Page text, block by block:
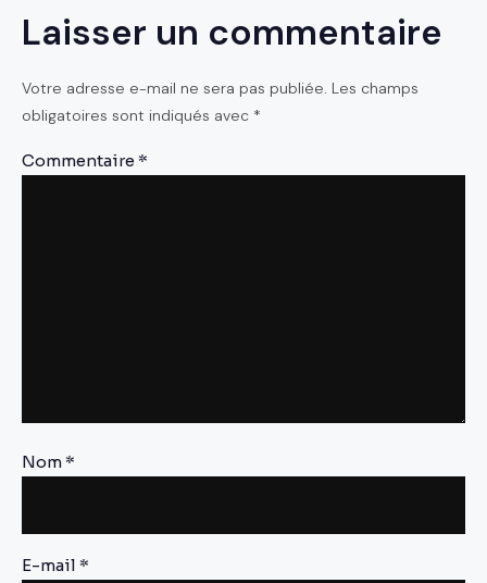
Laisser un commentaire
Votre adresse e-mail ne sera pas publiée. Les champs
obligatoires sont indiqués avec *
Commentaire*
Nom*
E-mail *